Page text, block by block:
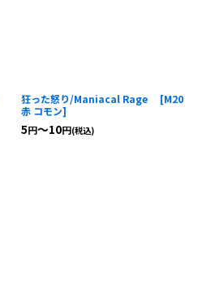
狂った怒り/Maniacal Rage [M20
赤 コモン]
5円～10円(税込)